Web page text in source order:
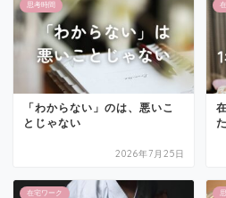
思考時間
「わからない」のは、悪いこ
とじゃない
2026年7月25日
在宅ワーク